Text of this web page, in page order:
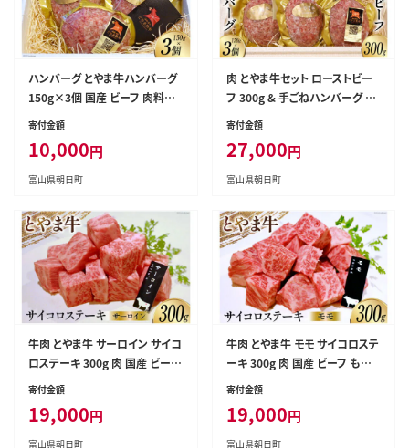
ハンバーグ とやま牛ハンバーグ
150g×3個 国産 ビーフ 肉料理
おかず 惣菜 時短 真空パック 冷
日町 [34310291]
寄付金額
10,000円
富山県朝日町
肉 とやま牛セット ローストビー
フ 300g & 手ごねハンバーグ 15
0g×3個 国産 牛肉 ビーフ 肉料
真空パック 冷凍 / カシワファー
ム / 富山県 朝日町 [34310290]
寄付金額
27,000円
富山県朝日町
牛肉 とやま牛 サーロイン サイコ
ロステーキ 300g 肉 国産 ビーフ
真空パック 冷凍 ステーキ 一口
朝日町 [34310285]
寄付金額
19,000円
富山県朝日町
牛肉 とやま牛 モモ サイコロステ
ーキ 300g 肉 国産 ビーフ もも
肉 真空パック 冷凍 ステーキ 一
県 朝日町 [34310286]
寄付金額
19,000円
富山県朝日町